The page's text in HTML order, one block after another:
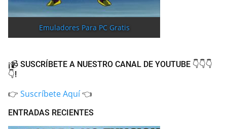
Emuladores Para PC Gratis
¡📹 SUSCRÍBETE A NUESTRO CANAL DE YOUTUBE 👇👇👇
👇!
👉 Suscríbete Aquí👈
ENTRADAS RECIENTES